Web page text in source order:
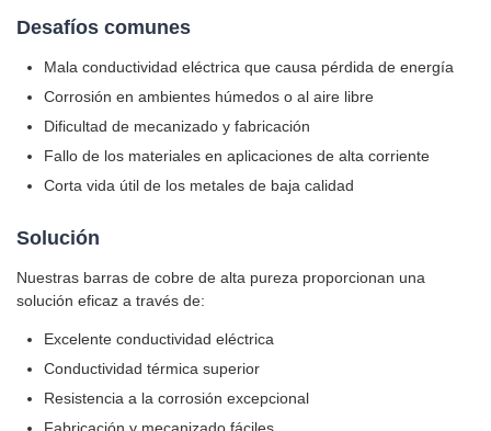
Desafíos comunes
Mala conductividad eléctrica que causa pérdida de energía
Corrosión en ambientes húmedos o al aire libre
Dificultad de mecanizado y fabricación
Fallo de los materiales en aplicaciones de alta corriente
Corta vida útil de los metales de baja calidad
Solución
Nuestras barras de cobre de alta pureza proporcionan una
solución eficaz a través de:
Excelente conductividad eléctrica
Conductividad térmica superior
Resistencia a la corrosión excepcional
Fabricación y mecanizado fáciles